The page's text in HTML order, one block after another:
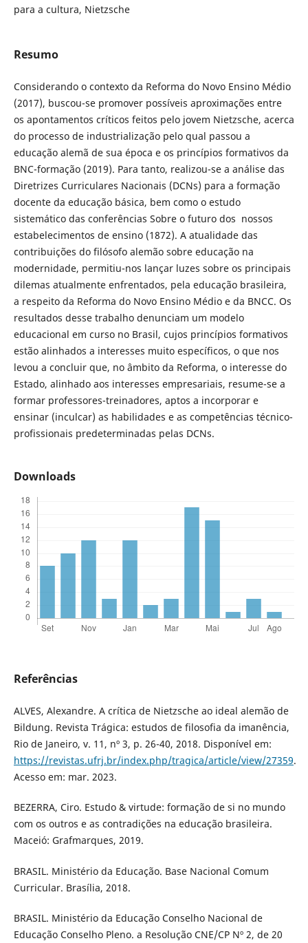
para a cultura, Nietzsche
Resumo
Considerando o contexto da Reforma do Novo Ensino Médio
(2017), buscou-se promover possíveis aproximações entre
os apontamentos críticos feitos pelo jovem Nietzsche, acerca
do processo de industrialização pelo qual passou a
educação alemã de sua época e os princípios formativos da
BNC-formação (2019). Para tanto, realizou-se a análise das
Diretrizes Curriculares Nacionais (DCNs) para a formação
docente da educação básica, bem como o estudo
sistemático das conferências Sobre o futuro dos nossos
estabelecimentos de ensino (1872). A atualidade das
contribuições do filósofo alemão sobre educação na
modernidade, permitiu-nos lançar luzes sobre os principais
dilemas atualmente enfrentados, pela educação brasileira,
a respeito da Reforma do Novo Ensino Médio e da BNCC. Os
resultados desse trabalho denunciam um modelo
educacional em curso no Brasil, cujos princípios formativos
estão alinhados a interesses muito específicos, o que nos
levou a concluir que, no âmbito da Reforma, o interesse do
Estado, alinhado aos interesses empresariais, resume-se a
formar professores-treinadores, aptos a incorporar e
ensinar (inculcar) as habilidades e as competências técnico-
profissionais predeterminadas pelas DCNs.
Downloads
Referências
ALVES, Alexandre. A crítica de Nietzsche ao ideal alemão de
Bildung. Revista Trágica: estudos de filosofia da imanência,
Rio de Janeiro, v. 11, nº 3, p. 26-40, 2018. Disponível em:
https://revistas.ufrj.br/index.php/tragica/article/view/27359.
Acesso em: mar. 2023.
BEZERRA, Ciro. Estudo & virtude: formação de si no mundo
com os outros e as contradições na educação brasileira.
Maceió: Grafmarques, 2019.
BRASIL. Ministério da Educação. Base Nacional Comum
Curricular. Brasília, 2018.
BRASIL. Ministério da Educação Conselho Nacional de
Educação Conselho Pleno. a Resolução CNE/CP Nº 2, de 20